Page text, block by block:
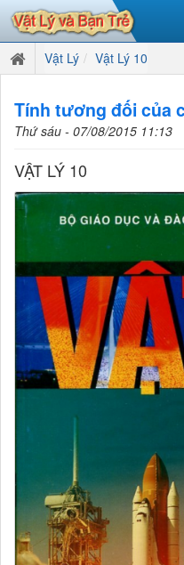
Vật Lý Vật Lý 10
Tính tương đối của
Thứ sáu - 07/08/2015 11:13
VẬT LÝ 10